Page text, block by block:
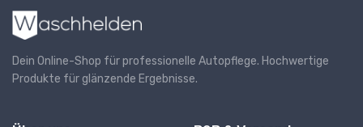
Dein Online-Shop für professionelle Autopflege. Hochwertige
Produkte für glänzende Ergebnisse.